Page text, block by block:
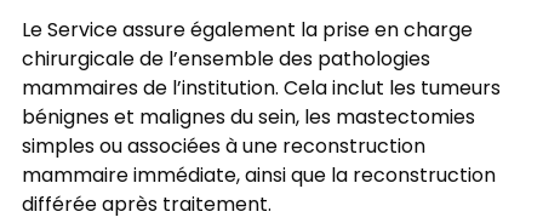
Le Service assure également la prise en charge
chirurgicale de l’ensemble des pathologies
mammaires de l’institution. Cela inclut les tumeurs
bénignes et malignes du sein, les mastectomies
simples ou associées à une reconstruction
mammaire immédiate, ainsi que la reconstruction
différée après traitement.